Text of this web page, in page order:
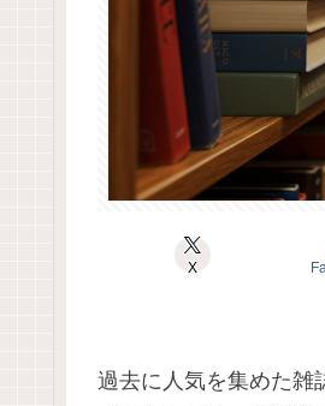
X
過去に人気を集めた雑